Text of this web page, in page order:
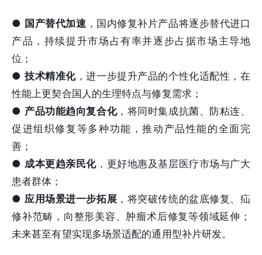
● 国产替代加速 ，国内修复补片产品将逐步替代进口
产品，持续提升市场占有率并逐步占据市场主导地
位；
●技术精准化，进一步提升产品的个性化适配性，在
性能上更契合国人的生理特点与修复需求；
● 产品功能趋向复合化，将同时集成抗菌、防粘连、
促进组织修复等多种功能，推动产品性能的全面完
善；
● 成本更趋亲民化 ，更好地惠及基层医疗市场与广大
患者群体；
●应用场景进一步拓展 ，将突破传统的盆底修复、疝
修补范畴，向整形美容、肿瘤术后修复等领域延伸；
未来甚至有望实现多场景适配的通用型补片研发。